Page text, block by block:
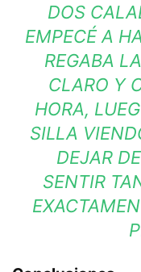
DOS
EMPECÉ A
REGABA
CLARO Y
HORA,
SILLA
DEJAR
SENTIR